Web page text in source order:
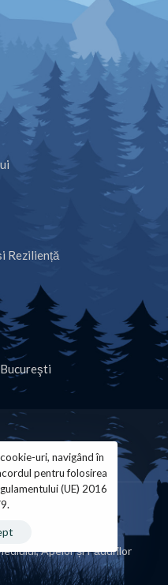
Reziliență
Apelor și Pădurilor
uri, navigând în
pentru folosirea
(UE) 2016